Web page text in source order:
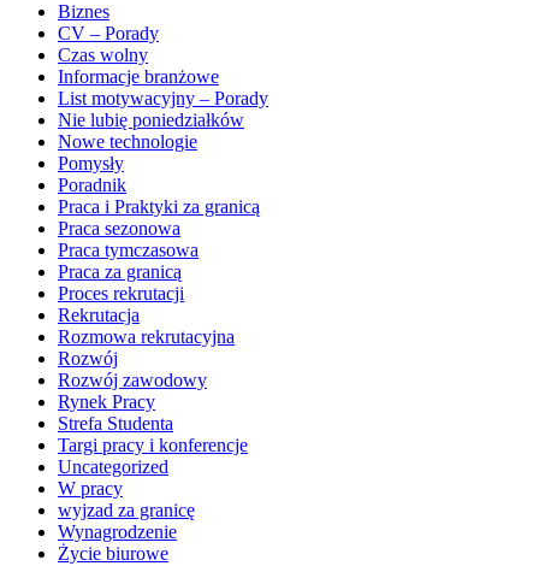
Biznes
CV – Porady
Czas wolny
Informacje branżowe
List motywacyjny – Porady
Nie lubię poniedziałków
Nowe technologie
Pomysły
Poradnik
Praca i Praktyki za granicą
Praca sezonowa
Praca tymczasowa
Praca za granicą
Proces rekrutacji
Rekrutacja
Rozmowa rekrutacyjna
Rozwój
Rozwój zawodowy
Rynek Pracy
Strefa Studenta
Targi pracy i konferencje
Uncategorized
W pracy
wyjzad za granicę
Wynagrodzenie
Życie biurowe